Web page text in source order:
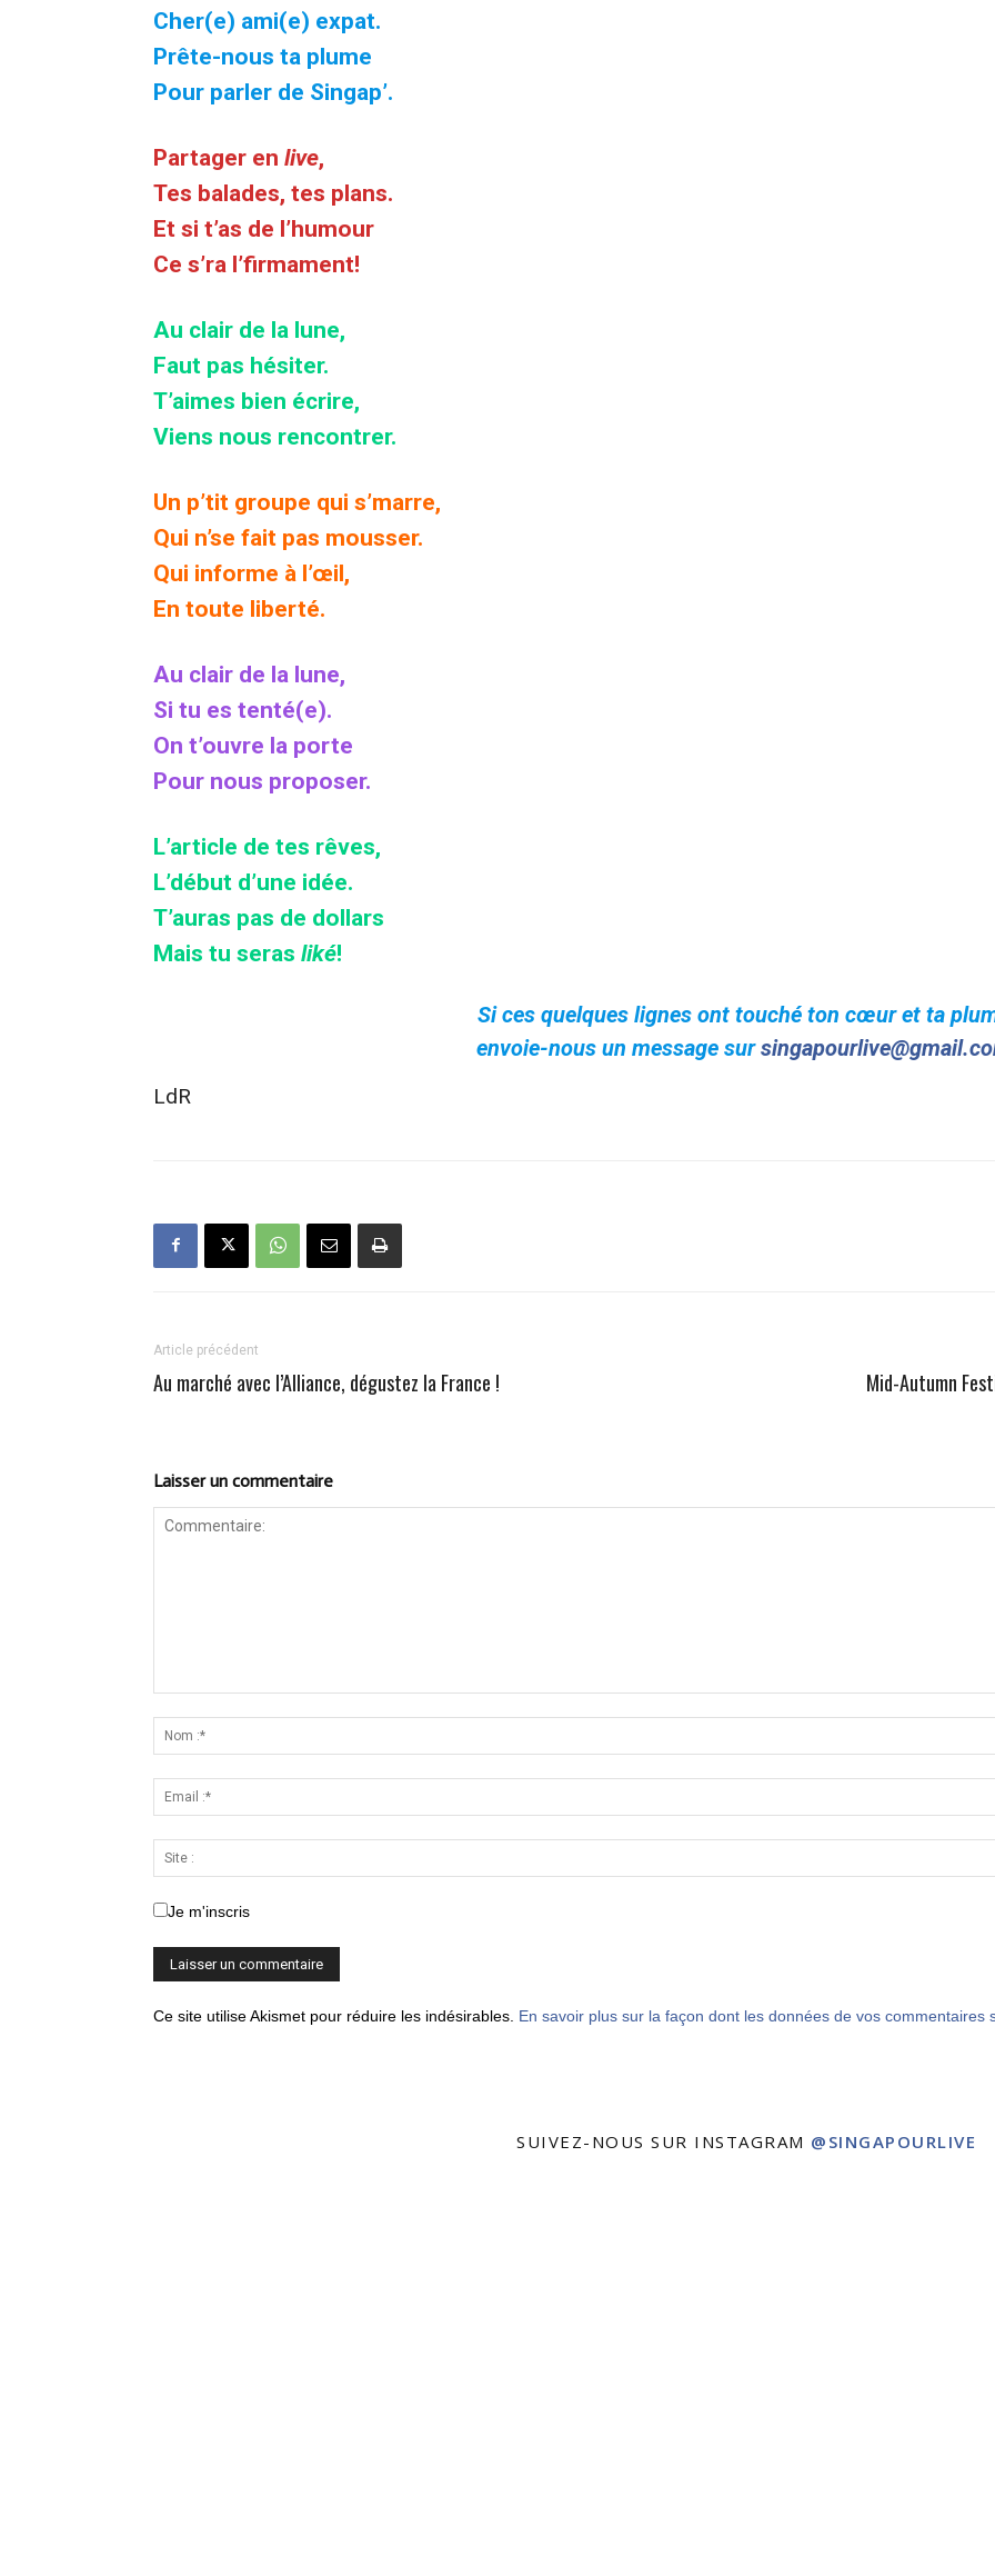
Cher(e) ami(e) expat.
Prête-nous ta plume
Pour parler de Singap’.
Partager en live,
Tes balades, tes plans.
Et si t’as de l’humour
Ce s’ra l’firmament!
Au clair de la lune,
Faut pas hésiter.
T’aimes bien écrire,
Viens nous rencontrer.
Un p’tit groupe qui s’marre,
Qui n’se fait pas mousser.
Qui informe à l’œil,
En toute liberté.
Au clair de la lune,
Si tu es tenté(e).
On t’ouvre la porte
Pour nous proposer.
L’article de tes rêves,
L’début d’une idée.
T’auras pas de dollars
Mais tu seras liké!
Si ces quelques lignes ont touché ton cœur et ta
envoie-nous un message sur
LdR
Article précédent
Au marché avec l’Alliance, dégustez la France ! Mid-Autumn
Laisser un commentaire
Je m'inscris
Ce site utilise Akismet pour réduire les indésirables. En savoir plus sur la façon dont les données de vos commentaires
SUIVEZ-NOUS SUR INSTAGRAM @SINGAPOURLIVE